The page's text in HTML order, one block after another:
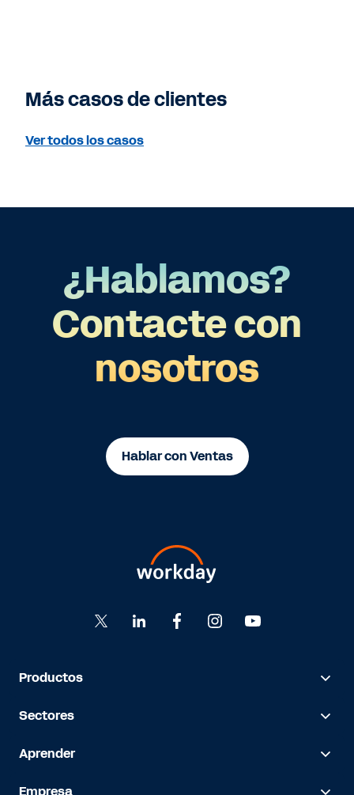
Más casos de clientes
Ver todos los casos
¿Hablamos?
Contacte con
nosotros
Hablar con Ventas
Productos
Sectores
Aprender